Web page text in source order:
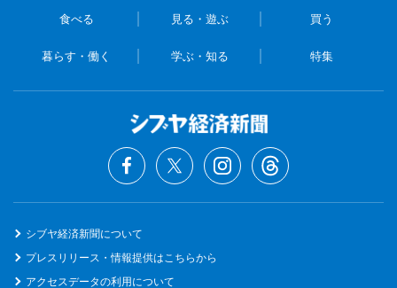
食べる 見る・遊ぶ 買う
暮らす・働く 学ぶ・知る 特集
シブヤ経済新聞について
プレスリリース・情報提供はこちらから
アクセスデータの利用について